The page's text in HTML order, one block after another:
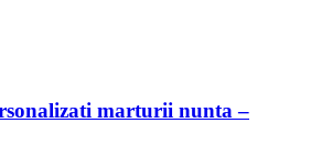
marturii nunta –